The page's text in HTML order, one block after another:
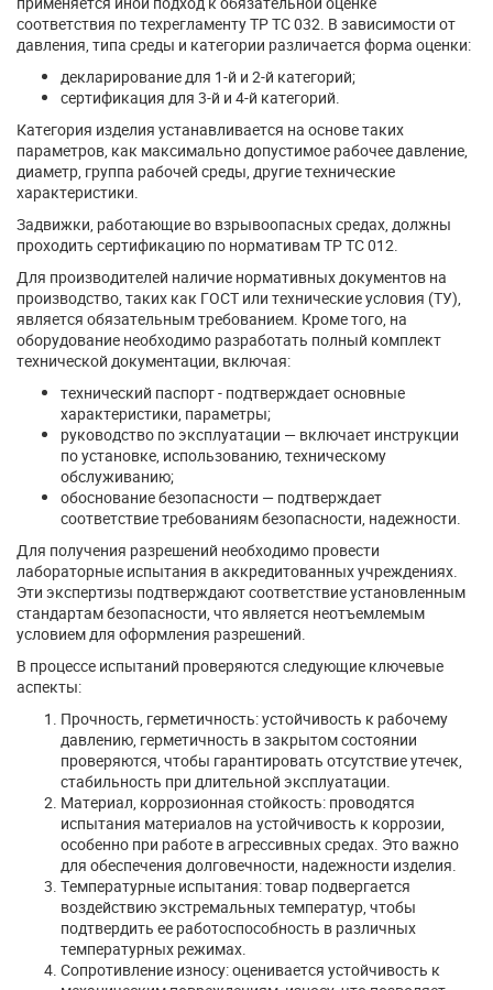
соответствия по техрегламенту ТР ТС 032. В зависимости от
давления, типа среды и категории различается форма оценки:
декларирование для 1-й и 2-й категорий;
сертификация для 3-й и 4-й категорий.
Категория изделия устанавливается на основе таких
параметров, как максимально допустимое рабочее давление,
диаметр, группа рабочей среды, другие технические
характеристики.
Задвижки, работающие во взрывоопасных средах, должны
проходить сертификацию по нормативам ТР ТС 012.
Для производителей наличие нормативных документов на
производство, таких как ГОСТ или технические условия (ТУ),
является обязательным требованием. Кроме того, на
оборудование необходимо разработать полный комплект
технической документации, включая:
технический паспорт - подтверждает основные
характеристики, параметры;
руководство по эксплуатации — включает инструкции
по установке, использованию, техническому
обслуживанию;
обоснование безопасности — подтверждает
соответствие требованиям безопасности, надежности.
Для получения разрешений необходимо провести
лабораторные испытания в аккредитованных учреждениях.
Эти экспертизы подтверждают соответствие установленным
стандартам безопасности, что является неотъемлемым
условием для оформления разрешений.
В процессе испытаний проверяются следующие ключевые
аспекты:
Прочность, герметичность: устойчивость к рабочему
давлению, герметичность в закрытом состоянии
проверяются, чтобы гарантировать отсутствие утечек,
стабильность при длительной эксплуатации.
Материал, коррозионная стойкость: проводятся
испытания материалов на устойчивость к коррозии,
особенно при работе в агрессивных средах. Это важно
для обеспечения долговечности, надежности изделия.
Температурные испытания: товар подвергается
воздействию экстремальных температур, чтобы
подтвердить ее работоспособность в различных
температурных режимах.
Сопротивление износу: оценивается устойчивость к